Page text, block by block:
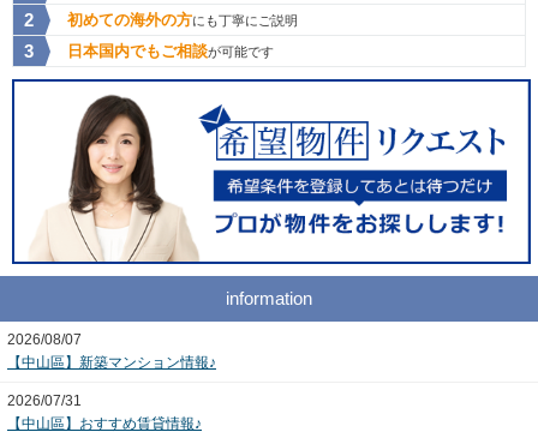
初めての海外の方にも丁寧にご説明
日本国内でもご相談が可能です
information
2026/08/07
【中山區】新築マンション情報♪
2026/07/31
【中山區】おすすめ賃貸情報♪